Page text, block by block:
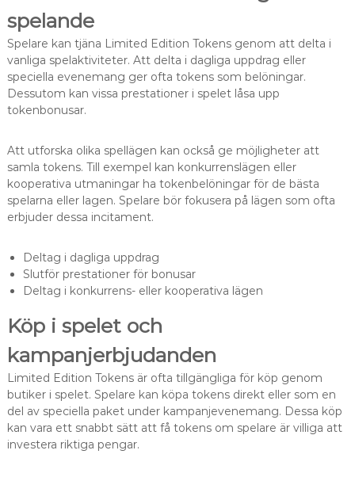
spelande
Spelare kan tjäna Limited Edition Tokens genom att delta i
vanliga spelaktiviteter. Att delta i dagliga uppdrag eller
speciella evenemang ger ofta tokens som belöningar.
Dessutom kan vissa prestationer i spelet låsa upp
tokenbonusar.
Att utforska olika spellägen kan också ge möjligheter att
samla tokens. Till exempel kan konkurrenslägen eller
kooperativa utmaningar ha tokenbelöningar för de bästa
spelarna eller lagen. Spelare bör fokusera på lägen som ofta
erbjuder dessa incitament.
Deltag i dagliga uppdrag
Slutför prestationer för bonusar
Deltag i konkurrens- eller kooperativa lägen
Köp i spelet och
kampanjerbjudanden
Limited Edition Tokens är ofta tillgängliga för köp genom
butiker i spelet. Spelare kan köpa tokens direkt eller som en
del av speciella paket under kampanjevenemang. Dessa köp
kan vara ett snabbt sätt att få tokens om spelare är villiga att
investera riktiga pengar.